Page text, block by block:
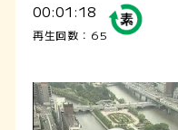
00:01:18
再生回数：65